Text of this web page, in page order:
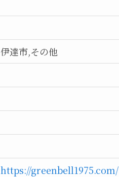
伊達市,その他
https://greenbell1975.com/